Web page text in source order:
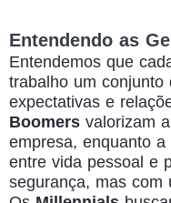
Entendendo as
Entendemos que
trabalho um conjunto
expectativas e
Boomers valorizam
empresa, enquanto a
entre vida pessoal e
segurança, mas com